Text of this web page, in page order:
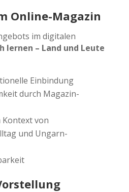
Online-Magazin
im digitalen
lernen – Land und Leute
Einbindung
durch Magazin-
von
und Ungarn-